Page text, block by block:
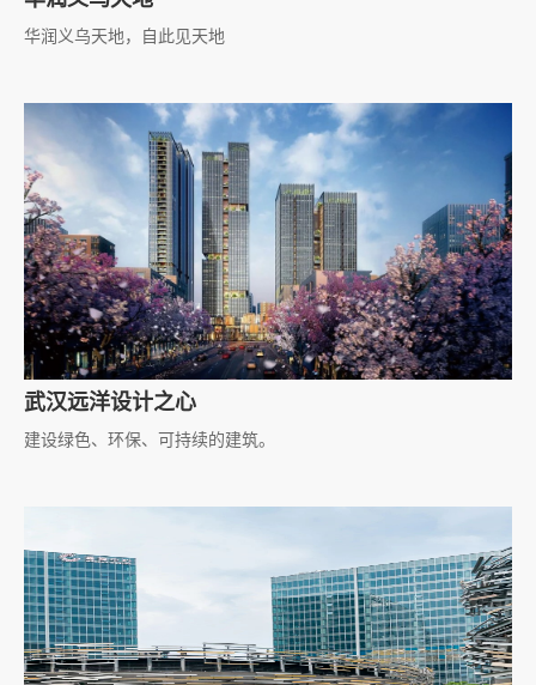
华润义乌天地，自此见天地
武汉远洋设计之心
建设绿色、环保、可持续的建筑。